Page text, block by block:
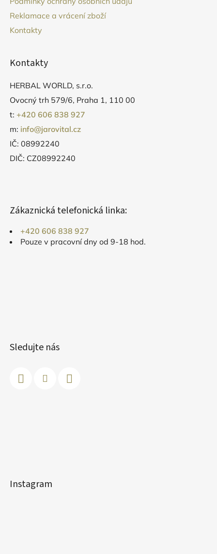
v
Reklamace a vrácení zboží
Kontakty
Kontakty
HERBAL WORLD, s.r.o.
Ovocný trh 579/6, Praha 1, 110 00
t: +420 606 838 927
m: info@jarovital.cz
IČ: 08992240
DIČ: CZ08992240
Zákaznická telefonická linka:
+420 606 838 927
Pouze v pracovní dny od 9-18 hod.
Sledujte nás
Instagram